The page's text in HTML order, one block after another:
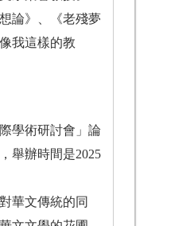
論》、《老殘夢
我這樣的教
學術研討會」論
舉辦時間是2025
華文傳統的同